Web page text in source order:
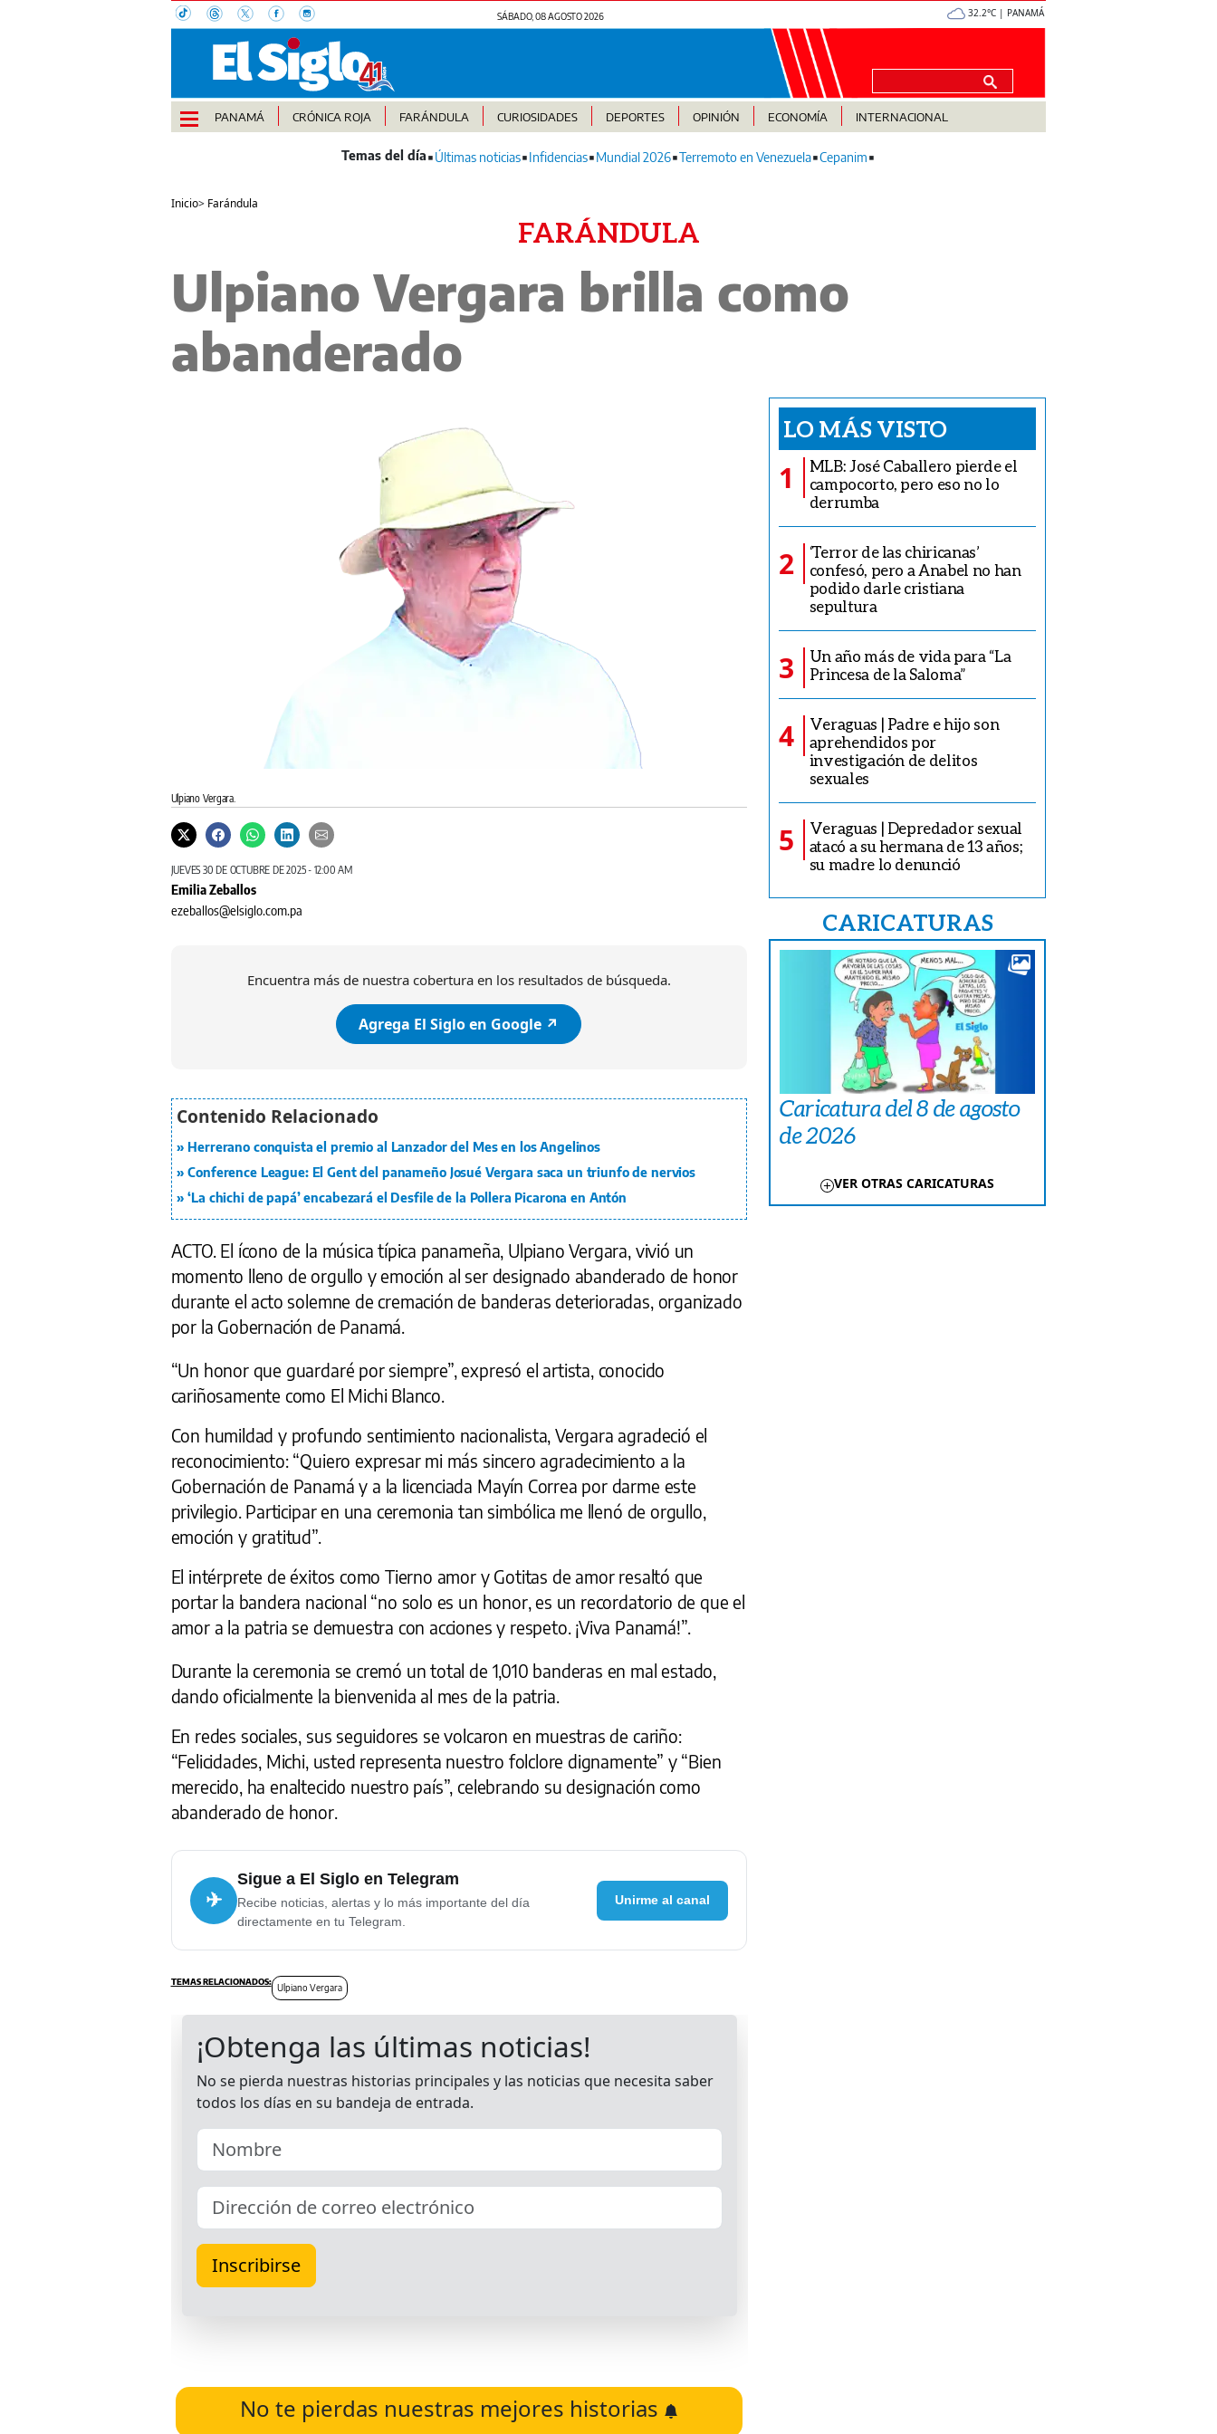
SÁBADO, 08 AGOSTO 2026 32.2°C | PANAMÁ
PANAMÁ CRÓNICA ROJA FARÁNDULA CURIOSIDADES DEPORTES OPINIÓN ECONOMÍA INTERNACIONAL
Últimas noticias Infidencias Mundial 2026 Terremoto en Venezuela Cepanim
Inicio> Farándula
FARÁNDULA
Ulpiano Vergara brilla como
abanderado
Ulpiano Vergara.
JUEVES 30 DE OCTUBRE DE 2025 - 12:00 AM
Emilia Zeballos
ezeballos@elsiglo.com.pa
Encuentra más de nuestra cobertura en los resultados de búsqueda.
Agrega El Siglo en Google ↗️
Herrerano conquista el premio al Lanzador del Mes en los Angelinos
Conference League: El Gent del panameño Josué Vergara saca un triunfo de nervios
‘La chichi de papá’ encabezará el Desfile de la Pollera Picarona en Antón
ACTO.El ícono de la música típica panameña, Ulpiano Vergara, vivió un
momento lleno de orgullo y emoción al ser designado abanderado de honor
durante el acto solemne de cremación de banderas deterioradas, organizado
por la Gobernación de Panamá.
“Un honor que guardaré por siempre”, expresó el artista, conocido
cariñosamente como El Michi Blanco.
Con humildad y profundo sentimiento nacionalista, Vergara agradeció el
reconocimiento: “Quiero expresar mi más sincero agradecimiento a la
Gobernación de Panamá y a la licenciada Mayín Correa por darme este
privilegio. Participar en una ceremonia tan simbólica me llenó de orgullo,
emoción y gratitud”.
El intérprete de éxitos como Tierno amor y Gotitas de amor resaltó que
portar la bandera nacional “no solo es un honor, es un recordatorio de que el
amor a la patria se demuestra con acciones y respeto. ¡Viva Panamá!”.
Durante la ceremonia se cremó un total de 1,010 banderas en mal estado,
dando oficialmente la bienvenida al mes de la patria.
En redes sociales, sus seguidores se volcaron en muestras de cariño:
“Felicidades, Michi, usted representa nuestro folclore dignamente” y “Bien
merecido, ha enaltecido nuestro país”, celebrando su designación como
abanderado de honor.
✈
Sigue a El Siglo en Telegram
Recibe noticias, alertas y lo más importante del día
directamente en tu Telegram.
Unirme al canal
Ulpiano Vergara
No te pierdas nuestras mejores historias
LO MÁS VISTO
1
MLB: José Caballero pierde el
campocorto, pero eso no lo
derrumba
2
‘Terror de las chiricanas’
confesó, pero a Anabel no han
podido darle cristiana
sepultura
3
Un año más de vida para “La
Princesa de la Saloma”
4
Veraguas | Padre e hijo son
aprehendidos por
investigación de delitos
sexuales
5
Veraguas | Depredador sexual
atacó a su hermana de 13 años;
su madre lo denunció
CARICATURAS
Caricatura del 8 de agosto
de 2026
VER OTRAS CARICATURAS